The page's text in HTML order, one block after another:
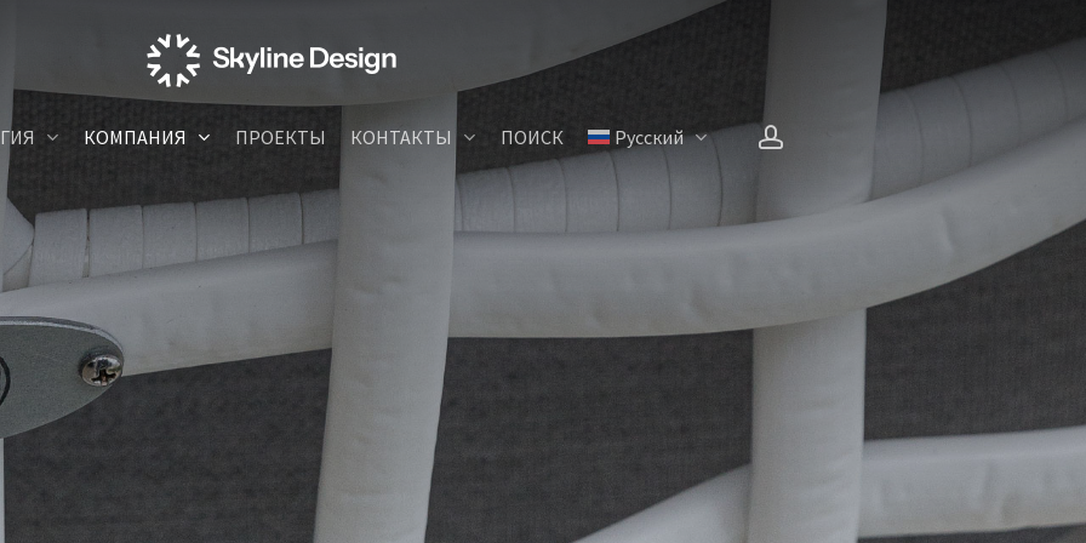
КОМПАНИЯ ПРОЕКТЫ КОНТАКТЫ ПОИСК Русский account